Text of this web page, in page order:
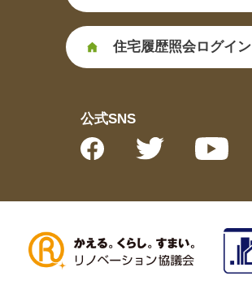
住宅履歴照会ログイン
公式SNS